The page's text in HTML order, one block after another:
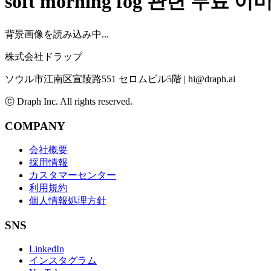
背景画像を読み込み中...
株式会社ドラップ
ソウル市江南区宣陵路551 セロムビル5階 | hi@draph.ai
ⓒ Draph Inc. All rights reserved.
COMPANY
会社概要
採用情報
カスタマーセンター
利用規約
個人情報処理方針
SNS
LinkedIn
インスタグラム